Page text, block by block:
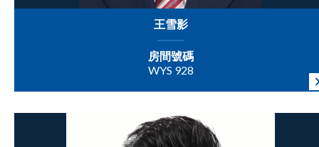
王雪影
房間號碼
WYS 928